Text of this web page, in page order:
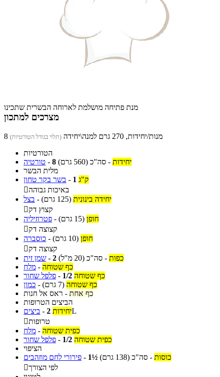
מנת פתיחה מושלמת לארוחה הבשרית שתכינו
מצרכים למתכון
8 מנות/יחידות, 270 גרם למנה\יחידה (תלוי בגודל הטורטיות)
הטורטיות
טורטיה - 8 יחידות - סה"כ (560 גרם)
מלית הבשר
בשר בקר טחון - 1 ק"ג
באיכות גבוהה
בצל - יחידה בינונית (125 גרם)
קצוץ דק
פטרוזיליה - חופן (15 גרם)
קצוצה דק
כוסברה - חופן (10 גרם)
קצוצה דק
שמן זית - 2 כפות - סה"כ (20 מ"ל)
מלח - כף שטוחה
פלפל שחור - 1/2 כף שטוחה
כמון - כף שטוחה (7 גרם)
ראס אל חנות - כף אחת
הביצים הטרופות
ביצים - 2 יחידותL
טרופות
מלח - כפית שטוחה
פלפל שחור - 1/2 כפית שטוחה
הציפוי
פירורי לחם מוזהבים - 1½ כוסות - סה"כ (138 גרם)
לפי הצורך